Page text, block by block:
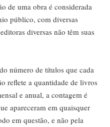
de uma obra é considerada
público, com diversas
diversas não têm suas
número de títulos que cada
reflete a quantidade de livros
e anual, a contagem é
apareceram em quaisquer
em questão, e não pela